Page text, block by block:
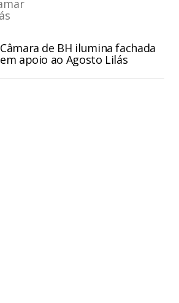
Câmara de BH ilumina fachada
em apoio ao Agosto Lilás